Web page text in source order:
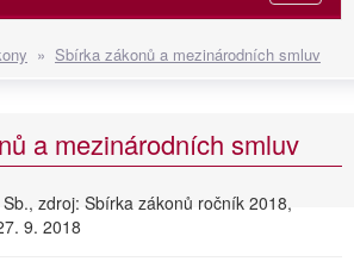
» Sbírka zákonů a mezinárodních smluv
a mezinárodních smluv
zdroj: Sbírka zákonů ročník 2018,
9. 2018